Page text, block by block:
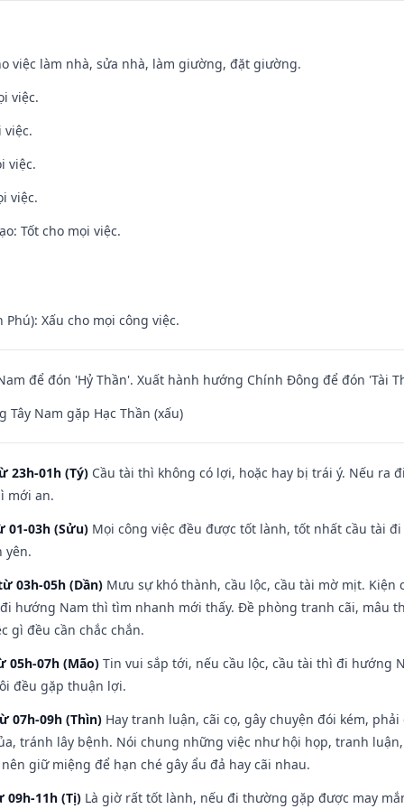
việc làm nhà, sửa nhà, làm giường, đặt giường.
việc.
việc.
việc.
việc.
Tốt cho mọi việc.
Phú): Xấu cho mọi công việc.
để đón 'Hỷ Thần'. Xuất hành hướng Chính Đông để đón 'Tài
Nam gặp Hạc Thần (xấu)
23h-01h (Tý) Cầu tài thì không có lợi, hoặc hay bị trái ý. Nếu
mới an.
01-03h (Sửu) Mọi công việc đều được tốt lành, tốt nhất cầu tài
yên.
03h-05h (Dần) Mưu sự khó thành, cầu lộc, cầu tài mờ mịt.
hướng Nam thì tìm nhanh mới thấy. Đề phòng tranh cãi, mâu
gì đều cần chắc chắn.
05h-07h (Mão) Tin vui sắp tới, nếu cầu lộc, cầu tài thì đi hướng
đều gặp thuận lợi.
07h-09h (Thìn) Hay tranh luận, cãi cọ, gây chuyện đói kém,
tránh lây bệnh. Nói chung những việc như hội họp, tranh
giữ miệng để hạn ché gây ẩu đả hay cãi nhau.
09h-11h (Tị) Là giờ rất tốt lành, nếu đi thường gặp được may